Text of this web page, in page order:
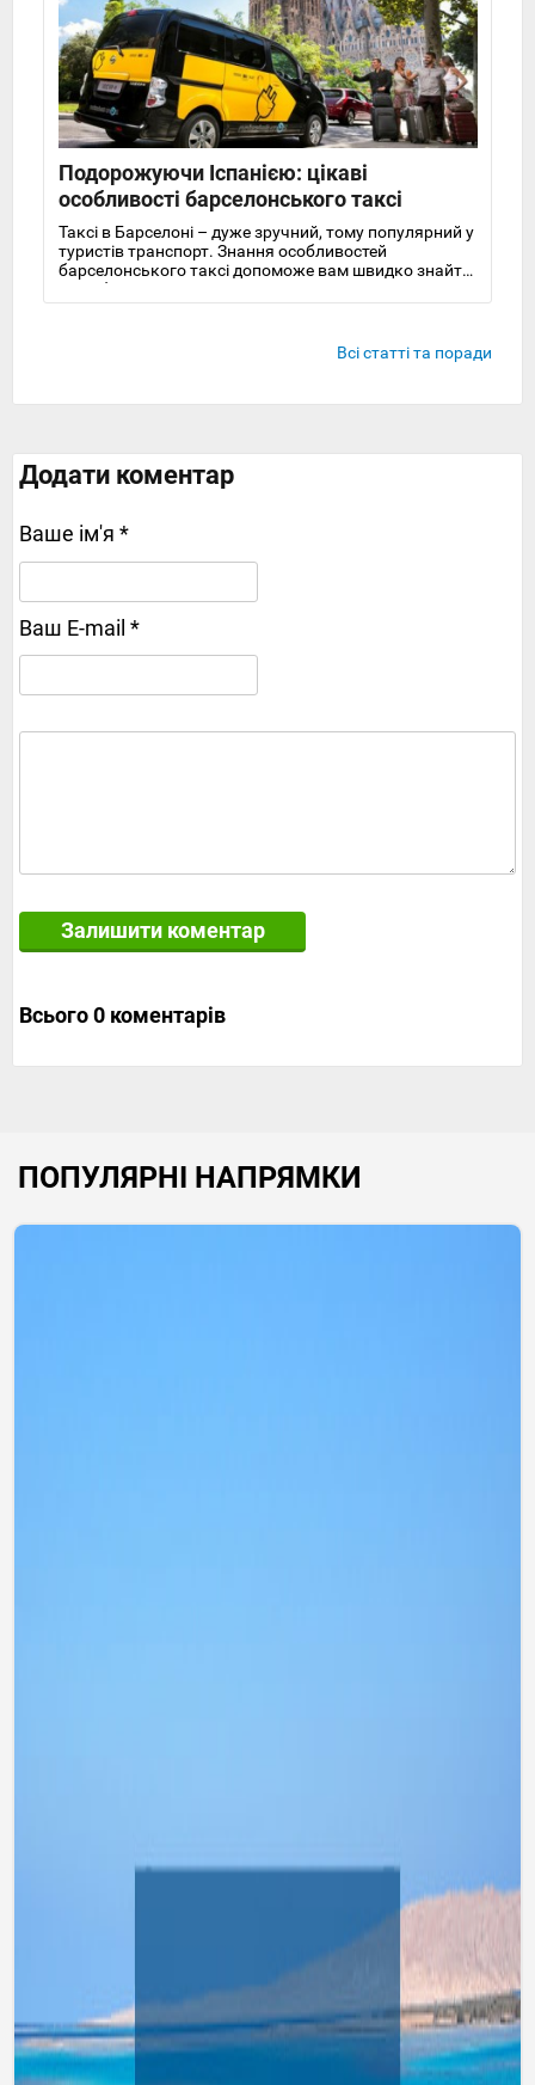
Подорожуючи Іспанією: цікаві
особливості барселонського таксі
Таксі в Барселоні – дуже зручний, тому популярний у
туристів транспорт. Знання особливостей
барселонського таксі допоможе вам швидко знайти
потрібну машину
Всі статті та поради
Додати коментар
Ваше ім'я *
Ваш E-mail *
Залишити коментар
Всього 0 коментарів
ПОПУЛЯРНІ НАПРЯМКИ